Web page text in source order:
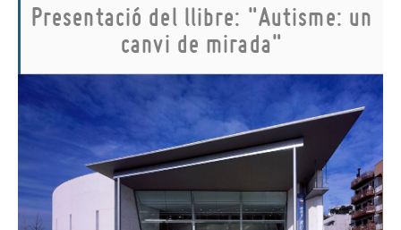
Presentació del llibre: "Autisme: un
canvi de mirada"